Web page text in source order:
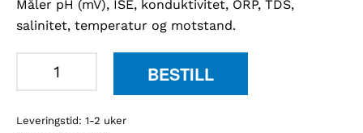
Måler pH (mV), ISE, konduktivitet, ORP, TDS,
salinitet, temperatur og motstand.
multiinstrument
BESTILL
Leveringstid: 1-2 uker